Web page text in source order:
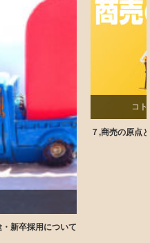
新卒採用について
コ
７,商売の原点